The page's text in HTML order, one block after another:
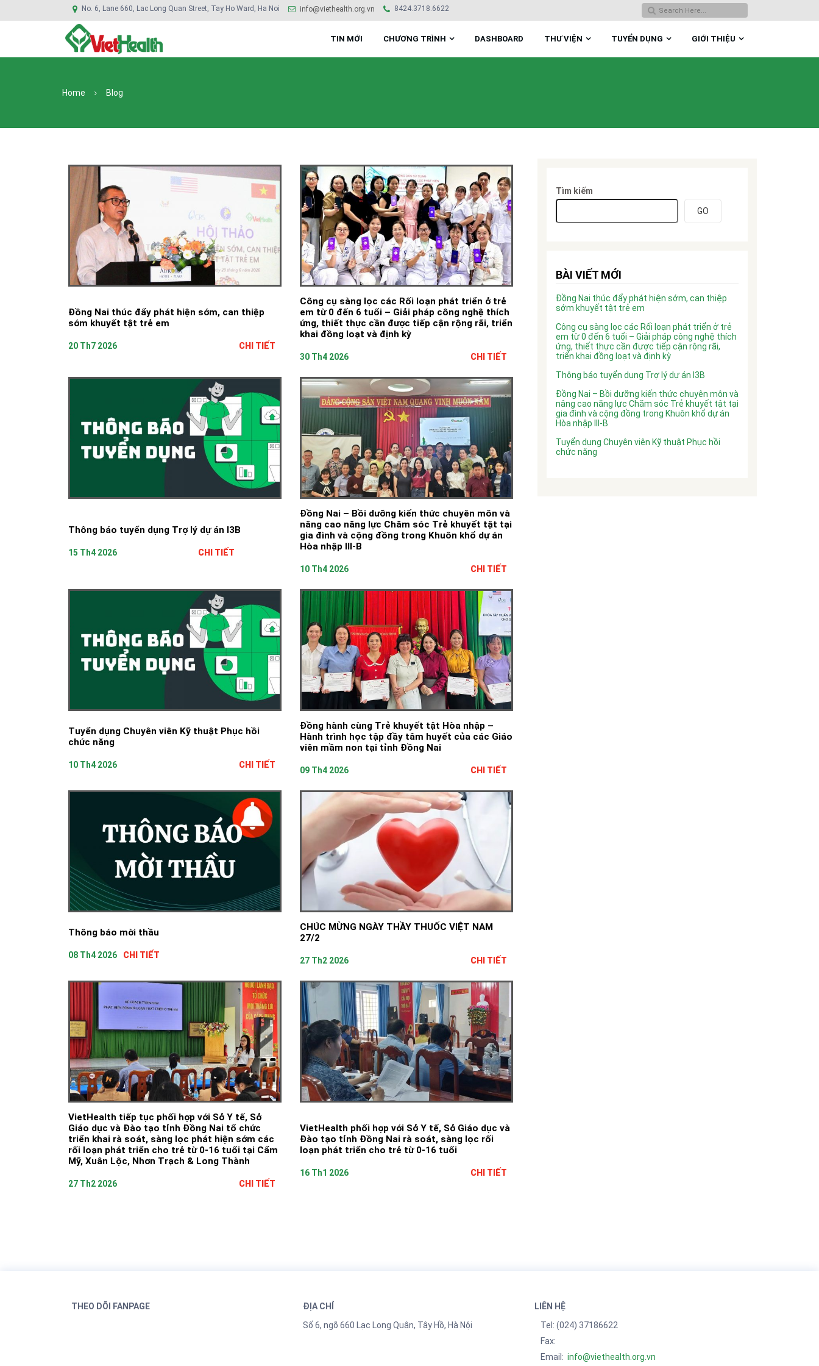
No. 6, Lane 660, Lac Long Quan Street, Tay Ho Ward, Ha Noi info@viethealth.org.vn 8424.3718.6622
TIN MỚI CHƯƠNG TRÌNH DASHBOARD THƯ VIỆN TUYỂN DỤNG GIỚI THIỆU
Home Blog
Đồng Nai thúc đẩy phát hiện sớm, can thiệp
sớm khuyết tật trẻ em
20 Th7 2026 CHI TIẾT
Công cụ sàng lọc các Rối loạn phát triển ở trẻ
em từ 0 đến 6 tuổi – Giải pháp công nghệ thích
ứng, thiết thực cần được tiếp cận rộng rãi, triển
khai đồng loạt và định kỳ
30 Th4 2026 CHI TIẾT
Thông báo tuyển dụng Trợ lý dự án I3B
15 Th4 2026 CHI TIẾT
Đồng Nai – Bồi dưỡng kiến thức chuyên môn và
nâng cao năng lực Chăm sóc Trẻ khuyết tật tại
gia đình và cộng đồng trong Khuôn khổ dự án
Hòa nhập III-B
10 Th4 2026 CHI TIẾT
Tuyển dụng Chuyên viên Kỹ thuật Phục hồi
chức năng
10 Th4 2026 CHI TIẾT
Đồng hành cùng Trẻ khuyết tật Hòa nhập –
Hành trình học tập đầy tâm huyết của các Giáo
viên mầm non tại tỉnh Đồng Nai
09 Th4 2026 CHI TIẾT
Thông báo mời thầu
08 Th4 2026 CHI TIẾT
CHÚC MỪNG NGÀY THẦY THUỐC VIỆT NAM
27/2
27 Th2 2026 CHI TIẾT
VietHealth tiếp tục phối hợp với Sở Y tế, Sở
Giáo dục và Đào tạo tỉnh Đồng Nai tổ chức
triển khai rà soát, sàng lọc phát hiện sớm các
rối loạn phát triển cho trẻ từ 0-16 tuổi tại Cẩm
Mỹ, Xuân Lộc, Nhơn Trạch & Long Thành
27 Th2 2026 CHI TIẾT
VietHealth phối hợp với Sở Y tế, Sở Giáo dục và
Đào tạo tỉnh Đồng Nai rà soát, sàng lọc rối
loạn phát triển cho trẻ từ 0-16 tuổi
16 Th1 2026 CHI TIẾT
Tìm kiếm
GO
BÀI VIẾT MỚI
Đồng Nai thúc đẩy phát hiện sớm, can thiệp
sớm khuyết tật trẻ em
Công cụ sàng lọc các Rối loạn phát triển ở trẻ
em từ 0 đến 6 tuổi – Giải pháp công nghệ thích
ứng, thiết thực cần được tiếp cận rộng rãi,
triển khai đồng loạt và định kỳ
Thông báo tuyển dụng Trợ lý dự án I3B
Đồng Nai – Bồi dưỡng kiến thức chuyên môn và
nâng cao năng lực Chăm sóc Trẻ khuyết tật tại
gia đình và cộng đồng trong Khuôn khổ dự án
Hòa nhập III-B
Tuyển dụng Chuyên viên Kỹ thuật Phục hồi
chức năng
THEO DÕI FANPAGE
ĐỊA CHỈ
Số 6, ngõ 660 Lạc Long Quân, Tây Hồ, Hà Nội
LIÊN HỆ
Tel: (024) 37186622
Fax:
Email: info@viethealth.org.vn